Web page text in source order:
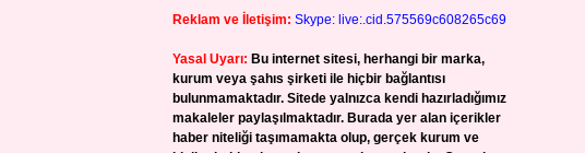
Reklam ve İletişim: Skype: live:.cid.575569c608265c69
Yasal Uyarı: Bu internet sitesi, herhangi bir marka,
kurum veya şahıs şirketi ile hiçbir bağlantısı
bulunmamaktadır. Sitede yalnızca kendi hazırladığımız
makaleler paylaşılmaktadır. Burada yer alan içerikler
haber niteliği taşımamakta olup, gerçek kurum ve